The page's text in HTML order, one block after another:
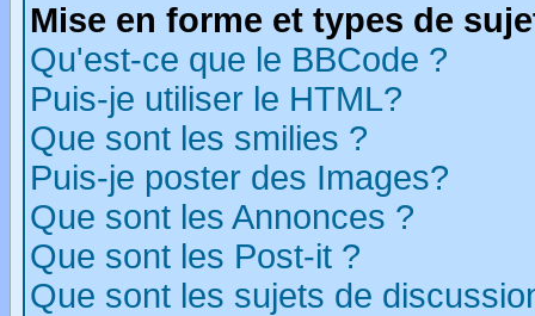
Mise en forme et types de
Qu'est-ce que le BBCode ?
Puis-je utiliser le HTML?
Que sont les smilies ?
Puis-je poster des Images?
Que sont les Annonces ?
Que sont les Post-it ?
Que sont les sujets de